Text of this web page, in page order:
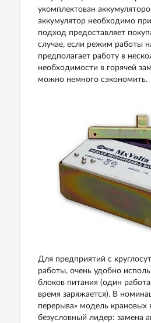
укомплектован
аккумулятор необходимо
подход предоставляет
случае, если режим работы
предполагает работу в
необходимости в горячей
можно немного сэкономить.
Для предприятий с
работы, очень удобно
блоков питания (один
время заряжается). В
перерыва» модель крановых
безусловный лидер: замена